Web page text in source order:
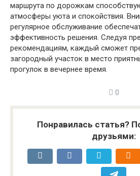
маршрута по дорожкам
атмосферы уюта и спокойствия.
регулярное обслуживание
эффективность решения. Следуя
рекомендациям, каждый сможет
загородный участок в место
прогулок в вечернее время.
0
Понравилась статья?
друзьями: